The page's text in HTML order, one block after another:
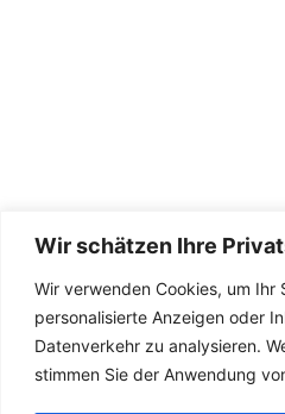
Wir schätzen Ihre
Wir verwenden Cookies, um Ihr
personalisierte Anzeigen oder
Datenverkehr zu analysieren.
stimmen Sie der Anwendung